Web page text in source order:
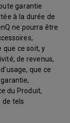
garantie
à la durée de
ne pourra être
que ce soit, y
de revenus,
que ce
du Produit,
de tels